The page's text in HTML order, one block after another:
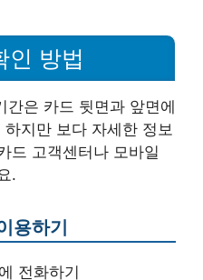
인 방법
간은 카드 뒷면과 앞면에
지만 보다 자세한 정보
드 고객센터나 모바일
.
용하기
전화하기